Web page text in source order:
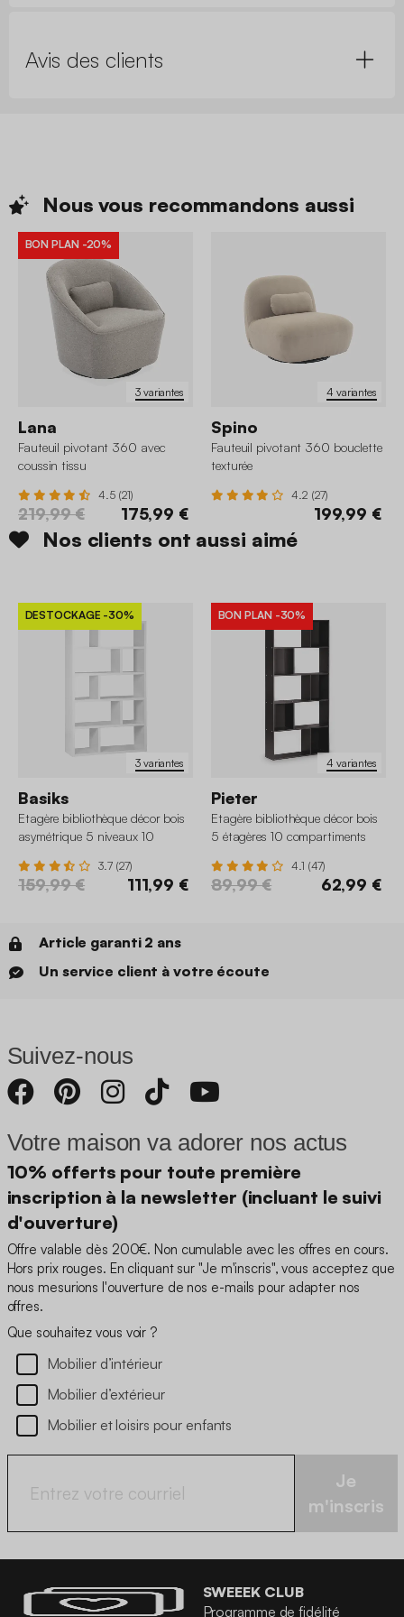
Avis des clients
Nous vous recommandons aussi
3 variantes
BON PLAN -20%
Lana
Fauteuil pivotant 360 avec
coussin tissu
4.5 (21)
219,99 € 175,99 €
4 variantes
Spino
Fauteuil pivotant 360 bouclette
texturée
4.2 (27)
199,99 €
Nos clients ont aussi aimé
3 variantes
DESTOCKAGE -30%
Basiks
Etagère bibliothèque décor bois
asymétrique 5 niveaux 10
3.7 (27)
159,99 € 111,99 €
4 variantes
BON PLAN -30%
Pieter
Etagère bibliothèque décor bois
5 étagères 10 compartiments
4.1 (47)
89,99 € 62,99 €
Article garanti 2 ans
Un service client à votre écoute
Suivez-nous
Votre maison va adorer nos actus
10% offerts pour toute première
inscription à la newsletter (incluant le suivi
d'ouverture)
Offre valable dès 200€. Non cumulable avec les offres en cours.
Hors prix rouges. En cliquant sur "Je m'inscris", vous acceptez que
nous mesurions l'ouverture de nos e-mails pour adapter nos
offres.
Que souhaitez vous voir ?
Mobilier d’intérieur
Mobilier d’extérieur
Mobilier et loisirs pour enfants
Je
m'inscris
SWEEEK CLUB
Programme de fidélité